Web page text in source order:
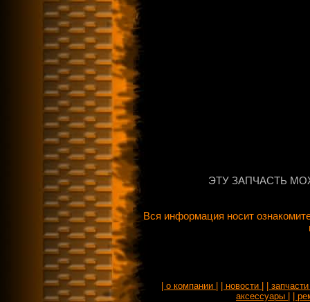
ЭТУ ЗАПЧАСТЬ
Вся информация носит
| о компании | | новости |
|
аксессуары |
|